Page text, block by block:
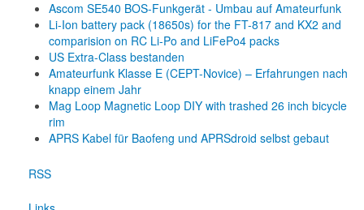
Ascom SE540 BOS-Funkgerät - Umbau auf Amateurfunk
Li-Ion battery pack (18650s) for the FT-817 and KX2 and
comparision on RC Li-Po and LiFePo4 packs
US Extra-Class bestanden
Amateurfunk Klasse E (CEPT-Novice) – Erfahrungen nach
knapp einem Jahr
Mag Loop Magnetic Loop DIY with trashed 26 inch bicycle
rim
APRS Kabel für Baofeng und APRSdroid selbst gebaut
RSS